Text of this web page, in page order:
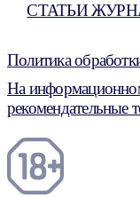
СТАТЬИ
Политика
На
рекомендательные